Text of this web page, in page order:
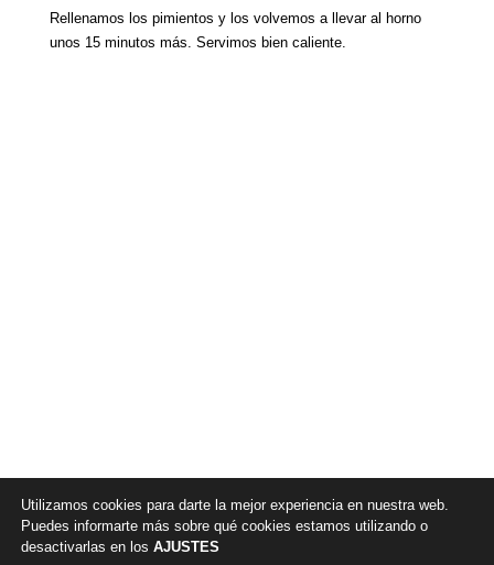
Rellenamos los pimientos y los volvemos a llevar al horno
unos 15 minutos más. Servimos bien caliente.
Utilizamos cookies para darte la mejor experiencia en nuestra web.
Puedes informarte más sobre qué cookies estamos utilizando o
desactivarlas en los AJUSTES